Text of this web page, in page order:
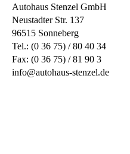
Autohaus Stenzel GmbH
Neustadter Str. 137
96515 Sonneberg
Tel.: (0 36 75) / 80 40 34
Fax: (0 36 75) / 81 90 3
info@autohaus-stenzel.de